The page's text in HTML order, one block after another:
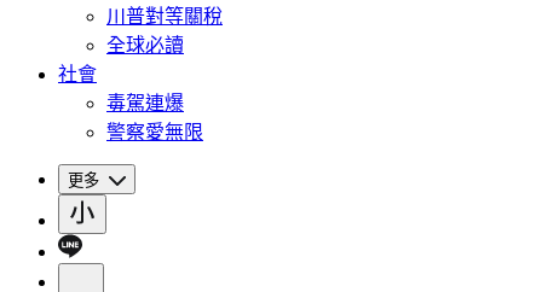
川普對等關稅
全球必讀
社會
毒駕連爆
警察愛無限
更多